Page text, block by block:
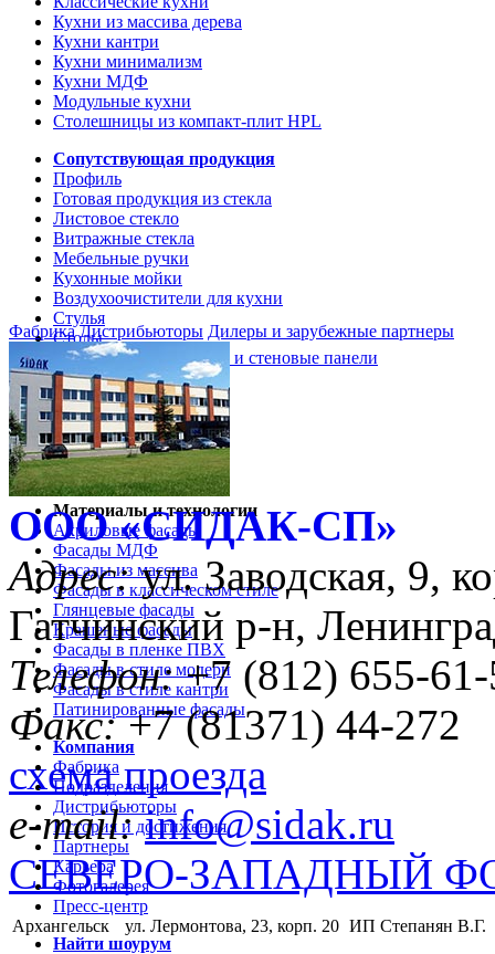
Кухни из массива дерева
Кухни кантри
Кухни минимализм
Кухни МДФ
Модульные кухни
Столешницы из компакт-плит HPL
Сопутствующая продукция
Профиль
Готовая продукция из стекла
Листовое стекло
Витражные стекла
Мебельные ручки
Кухонные мойки
Воздухоочистители для кухни
Стулья
Столы
Кухонные столешницы и стеновые панели
Кухни и мебель
Кухни Softline Marine
Кухни Сидак-СП
Гид по декорам
Материалы и технологии
Акриловые фасады
Фасады МДФ
Фасады из массива
Фасады в классическом стиле
Глянцевые фасады
Крашеные фасады
Фасады в пленке ПВХ
Фасады в стиле модерн
Фасады в стиле кантри
Патинированные фасады
Компания
Фабрика
Подразделения
Дистрибьюторы
История и достижения
Партнеры
Карьера
Фотогалерея
Пресс-центр
Найти шоурум
Фабрика Дистрибьюторы Дилеры и зарубежные партнеры
ООО «CИДАК-СП»
Адрес:ул. Заводская, 9,
Гатчинский р-н,
Телефон:+7 (812) 655-
Факс:+7 (81371) 44-272
схема проезда
e-mail: info@sidak.ru
СЕВЕРО-ЗАПАДНЫЙ
Архангельск ул. Лермонтова, 23, корп. 20 ИП Степанян В.Г.